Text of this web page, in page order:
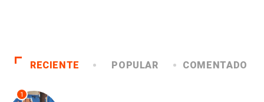
RECIENTE POPULAR COMENTADO
1